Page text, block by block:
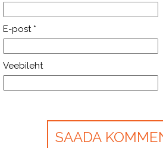
E-post *
Veebileht